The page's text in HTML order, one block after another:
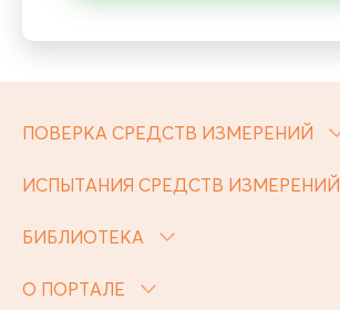
ПОВЕРКА СРЕДСТВ ИЗМЕРЕНИЙ
ИСПЫТАНИЯ СРЕДСТВ ИЗМЕРЕНИЙ
БИБЛИОТЕКА
О ПОРТАЛЕ